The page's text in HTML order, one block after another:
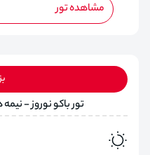
مشاهده تور
تور باکو نوروز -